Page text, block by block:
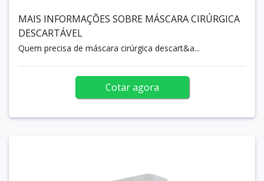
MAIS INFORMAÇÕES SOBRE MÁSCARA CIRÚRGICA
DESCARTÁVEL
Quem precisa de máscara cirúrgica descart&a...
Cotar agora